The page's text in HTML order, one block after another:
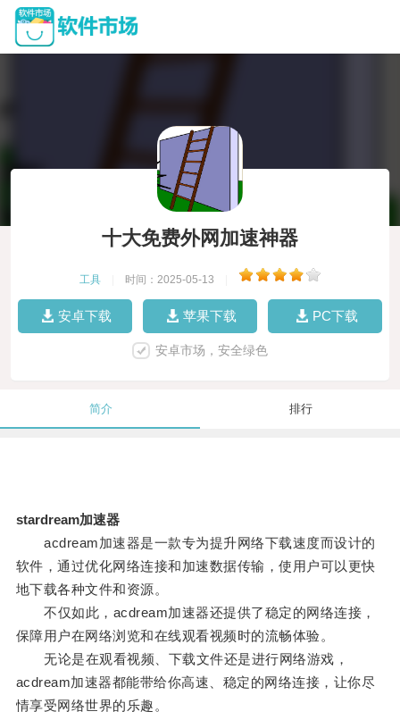
十大免费外网加速神器
工具 时间：2025-05-13
安卓下载 苹果下载 PC下载
安卓市场，安全绿色
简介 排行
stardream加速器
acdream加速器是一款专为提升网络下载速度而设计的
软件，通过优化网络连接和加速数据传输，使用户可以更快
地下载各种文件和资源。
不仅如此，acdream加速器还提供了稳定的网络连接，
保障用户在网络浏览和在线观看视频时的流畅体验。
无论是在观看视频、下载文件还是进行网络游戏，
acdream加速器都能带给你高速、稳定的网络连接，让你尽
情享受网络世界的乐趣。